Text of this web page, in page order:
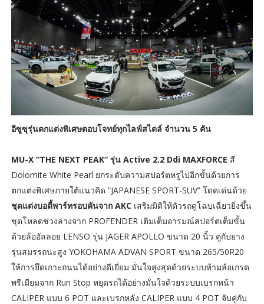
อีซูซุรุ่นตกแต่งพิเศษตอบโจทย์ทุกไลฟ์สไตล์ จำนวน 5 คัน
MU-X “THE NEXT PEAK” รุ่น Active 2.2 Ddi MAXFORCE สี
Dolomite White Pearl ยกระดับความสปอร์ตหรูไปอีกขั้นด้วยการ
ตกแต่งพิเศษภายใต้แนวคิด “JAPANESE SPORT-SUV” โดดเด่นด้วย
ชุดแต่งบอดี้พาร์ทรอบคันจาก AKCเสริมมิติให้ตัวรถดูโฉบเฉี่ยวยิ่งขึ้น
ชุดโหลดช่วงล่างจาก PROFENDER เติมเต็มอารมณ์สปอร์ตเต็มขั้น
ด้วยล้ออัลลอย LENSO รุ่น JAGER APOLLO ขนาด 20 นิ้ว คู่กับยาง
รุ่นสมรรถนะสูง YOKOHAMA ADVAN SPORT ขนาด 265/50R20
ให้การยึดเกาะถนนได้อย่างดีเยี่ยม มั่นใจสูงสุดด้วยระบบห้ามล้อเกรด
พรีเมียมจาก Run Stop หยุดรถได้อย่างมั่นใจด้วยระบบเบรกหน้า
CALIPER แบบ 6 POT และเบรกหลัง CALIPER แบบ 4 POT จับคู่กับ